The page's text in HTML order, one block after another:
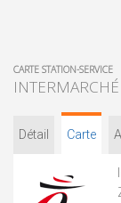
CARTE STATION-SERVICE
Détail Carte